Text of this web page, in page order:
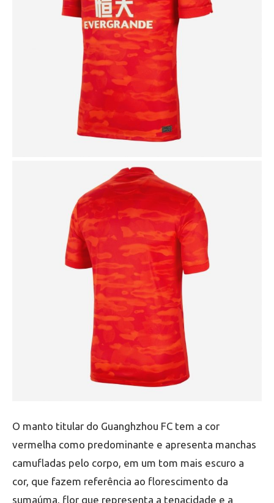
O manto titular do Guanghzhou FC tem a cor
vermelha como predominante e apresenta manchas
camufladas pelo corpo, em um tom mais escuro a
cor, que fazem referência ao florescimento da
sumaúma, flor que representa a tenacidade e a